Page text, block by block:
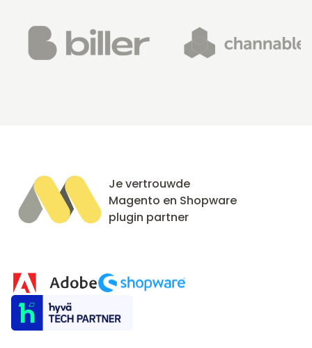
Je vertrouwde
Magento en Shopware
plugin partner